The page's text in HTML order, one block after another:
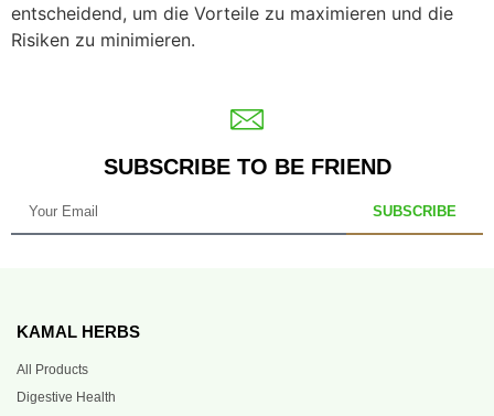
entscheidend, um die Vorteile zu maximieren und die
Risiken zu minimieren.
SUBSCRIBE TO BE FRIEND
SUBSCRIBE
KAMAL HERBS
All Products
Digestive Health